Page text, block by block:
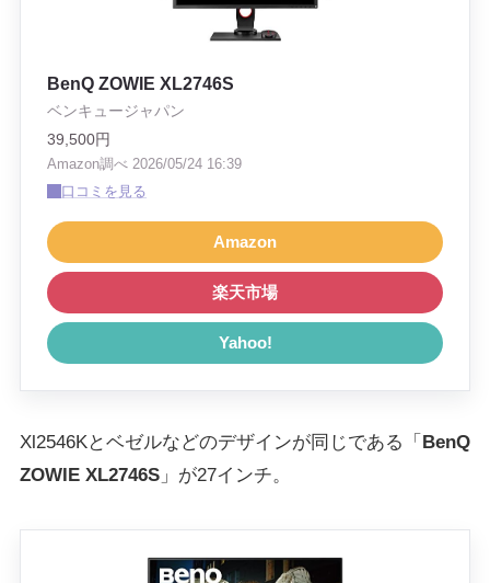
BenQ ZOWIE XL2746S
ベンキュージャパン
39,500円
Amazon調べ 2026/05/24 16:39
口コミを見る
Amazon
楽天市場
Yahoo!
Xl2546Kとベゼルなどのデザインが同じである「 BenQ
ZOWIE XL2746S」が27インチ。